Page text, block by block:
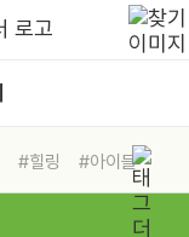
#힐링
#아이들